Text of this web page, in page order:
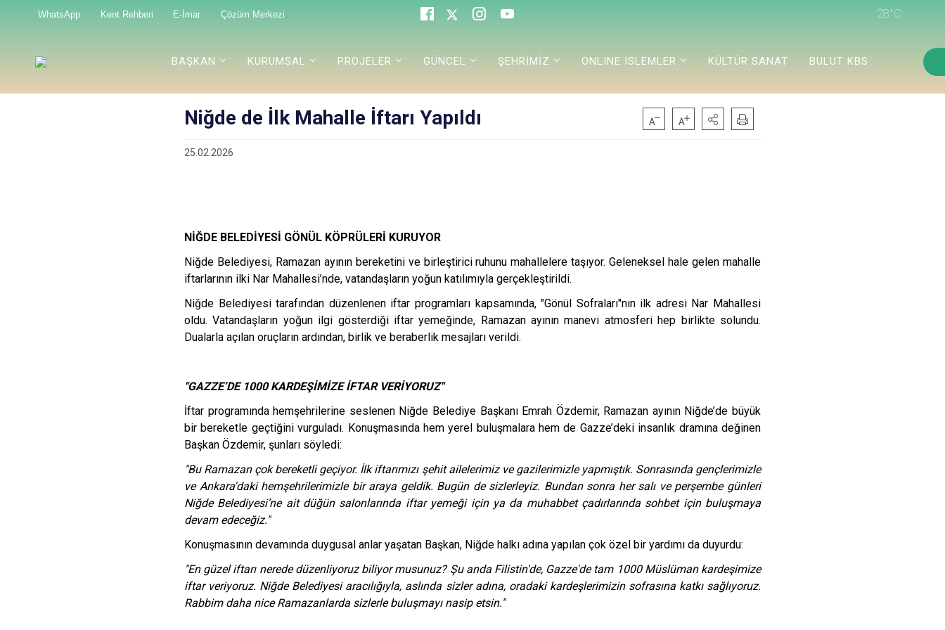
WhatsApp Kent Rehberi E-İmar Çözüm Merkezi 28°C
BAŞKAN KURUMSAL PROJELER GÜNCEL ŞEHRİMİZ ONLINE ISLEMLER KÜLTÜR SANAT BULUT KBS
Niğde de İlk Mahalle İftarı Yapıldı
25.02.2026
NİĞDE BELEDİYESİ GÖNÜL KÖPRÜLERİ KURUYOR
Niğde Belediyesi, Ramazan ayının bereketini ve birleştirici ruhunu mahallelere taşıyor. Geleneksel hale gelen mahalle
iftarlarının ilki Nar Mahallesi’nde, vatandaşların yoğun katılımıyla gerçekleştirildi.
Niğde Belediyesi tarafından düzenlenen iftar programları kapsamında, "Gönül Sofraları"nın ilk adresi Nar Mahallesi
oldu. Vatandaşların yoğun ilgi gösterdiği iftar yemeğinde, Ramazan ayının manevi atmosferi hep birlikte solundu.
Dualarla açılan oruçların ardından, birlik ve beraberlik mesajları verildi.
"GAZZE’DE 1000 KARDEŞİMİZE İFTAR VERİYORUZ"
İftar programında hemşehrilerine seslenen Niğde Belediye Başkanı Emrah Özdemir, Ramazan ayının Niğde’de büyük
bir bereketle geçtiğini vurguladı. Konuşmasında hem yerel buluşmalara hem de Gazze’deki insanlık dramına değinen
Başkan Özdemir, şunları söyledi:
"Bu Ramazan çok bereketli geçiyor. İlk iftarımızı şehit ailelerimiz ve gazilerimizle yapmıştık. Sonrasında gençlerimizle
ve Ankara'daki hemşehrilerimizle bir araya geldik. Bugün de sizlerleyiz. Bundan sonra her salı ve perşembe günleri
Niğde Belediyesi’ne ait düğün salonlarında iftar yemeği için ya da muhabbet çadırlarında sohbet için buluşmaya
devam edeceğiz."
Konuşmasının devamında duygusal anlar yaşatan Başkan, Niğde halkı adına yapılan çok özel bir yardımı da duyurdu:
"En güzel iftarı nerede düzenliyoruz biliyor musunuz? Şu anda Filistin'de, Gazze'de tam 1000 Müslüman kardeşimize
iftar veriyoruz. Niğde Belediyesi aracılığıyla, aslında sizler adına, oradaki kardeşlerimizin sofrasına katkı sağlıyoruz.
Rabbim daha nice Ramazanlarda sizlerle buluşmayı nasip etsin."